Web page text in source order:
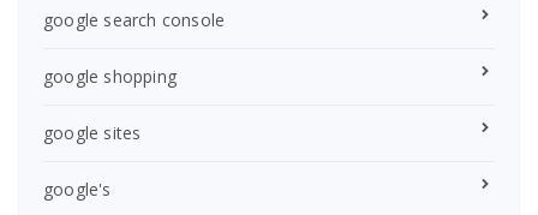
google search console
google shopping
google sites
google's